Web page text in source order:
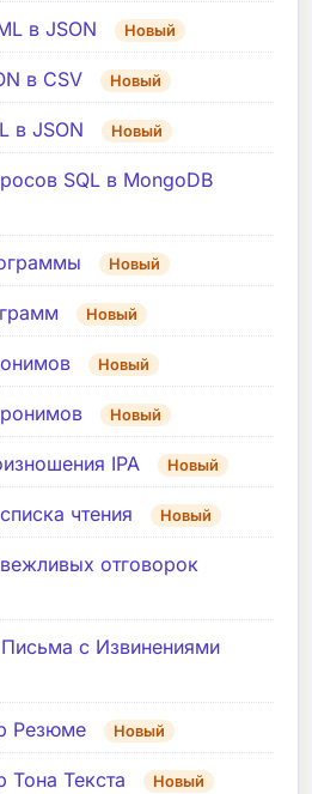
в JSON Новый
в CSV Новый
в JSON Новый
SQL в MongoDB
Новый
Новый
Новый
Новый
IPA Новый
чтения Новый
отговорок
с Извинениями
Резюме Новый
Тона Текста Новый